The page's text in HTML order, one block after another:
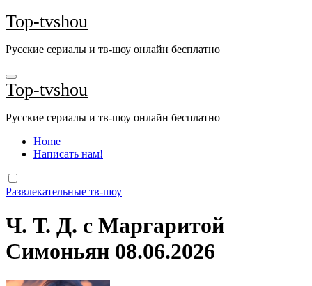
Перейти
к
Top-tvshou
Русские сериалы и тв-шоу онлайн бесплатно
Top-tvshou
Русские сериалы и тв-шоу онлайн бесплатно
Home
Написать нам!
Развлекательные тв-шоу
Ч. Т. Д. с Маргаритой
Симоньян 08.06.2026